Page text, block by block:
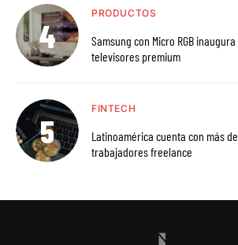
PRODUCTOS
Samsung con Micro RGB
televisores premium
FINTECH
Latinoamérica cuenta con más
trabajadores freelance